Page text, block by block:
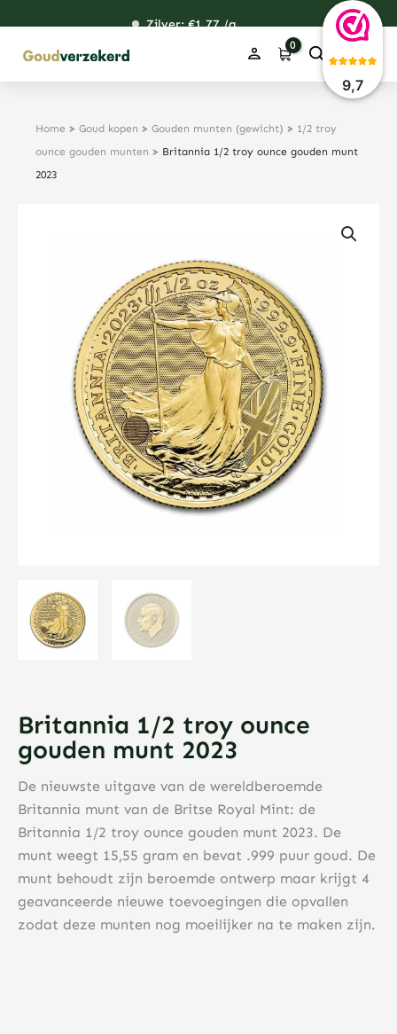
9,7
inhoud
120,76
Zilver: €1,77/g
48,67
38,39
Home > Goud kopen > Gouden munten (gewicht) > 1/2 troy
ounce gouden munten > Britannia 1/2 troy ounce gouden munt
2023
Britannia 1/2 troy ounce
gouden munt 2023
De nieuwste uitgave van de wereldberoemde
Britannia munt van de Britse Royal Mint: de
Britannia 1/2 troy ounce gouden munt 2023. De
munt weegt 15,55 gram en bevat .999 puur goud. De
munt behoudt zijn beroemde ontwerp maar krijgt 4
geavanceerde nieuwe toevoegingen die opvallen
zodat deze munten nog moeilijker na te maken zijn.